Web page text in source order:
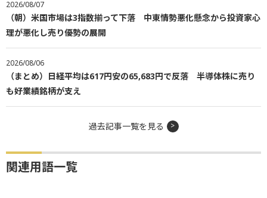
2026/08/07
（朝）米国市場は3指数揃って下落 中東情勢悪化懸念から投資家心
理が悪化し売り優勢の展開
2026/08/06
（まとめ）日経平均は617円安の65,683円で反落 半導体株に売り
も好業績銘柄が支え
過去記事一覧を見る
関連用語一覧